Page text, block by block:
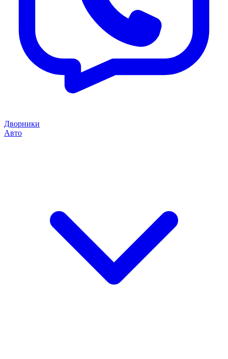
Дворники
Авто